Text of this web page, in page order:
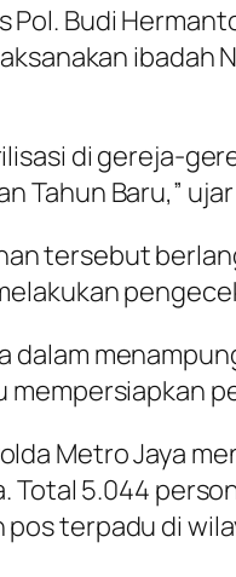
Pol. Budi
di gereja-
Tahun Baru,”
tersebut
dalam
Metro Jaya
5.044
terpadu di